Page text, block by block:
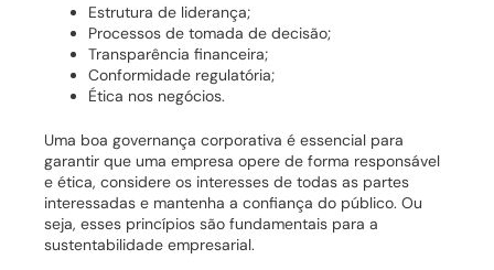
Estrutura de liderança;
Processos de tomada de decisão;
Transparência financeira;
Conformidade regulatória;
Ética nos negócios.
Uma boa governança corporativa é essencial para
garantir que uma empresa opere de forma responsável
e ética, considere os interesses de todas as partes
interessadas e mantenha a confiança do público. Ou
seja, esses princípios são fundamentais para a
sustentabilidade empresarial.